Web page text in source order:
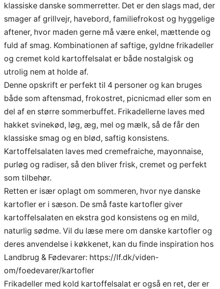
klassiske danske sommerretter. Det er den slags mad, der
smager af grillvejr, havebord, familiefrokost og hyggelige
aftener, hvor maden gerne må være enkel, mættende og
fuld af smag. Kombinationen af saftige, gyldne frikadeller
og cremet kold kartoffelsalat er både nostalgisk og
utrolig nem at holde af.
Denne opskrift er perfekt til 4 personer og kan bruges
både som aftensmad, frokostret, picnicmad eller som en
del af en større sommerbuffet. Frikadellerne laves med
hakket svinekød, løg, æg, mel og mælk, så de får den
klassiske smag og en blød, saftig konsistens.
Kartoffelsalaten laves med cremefraiche, mayonnaise,
purløg og radiser, så den bliver frisk, cremet og perfekt
som tilbehør.
Retten er især oplagt om sommeren, hvor nye danske
kartofler er i sæson. De små faste kartofler giver
kartoffelsalaten en ekstra god konsistens og en mild,
naturlig sødme. Vil du læse mere om danske kartofler og
deres anvendelse i køkkenet, kan du finde inspiration hos
Landbrug & Fødevarer: https://lf.dk/viden-
om/foedevarer/kartofler
Frikadeller med kold kartoffelsalat er også en ret, der er